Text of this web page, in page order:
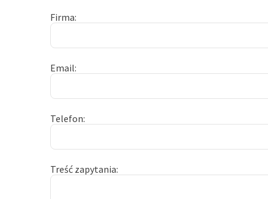
Firma
Email
Telefon
Treść zapytania